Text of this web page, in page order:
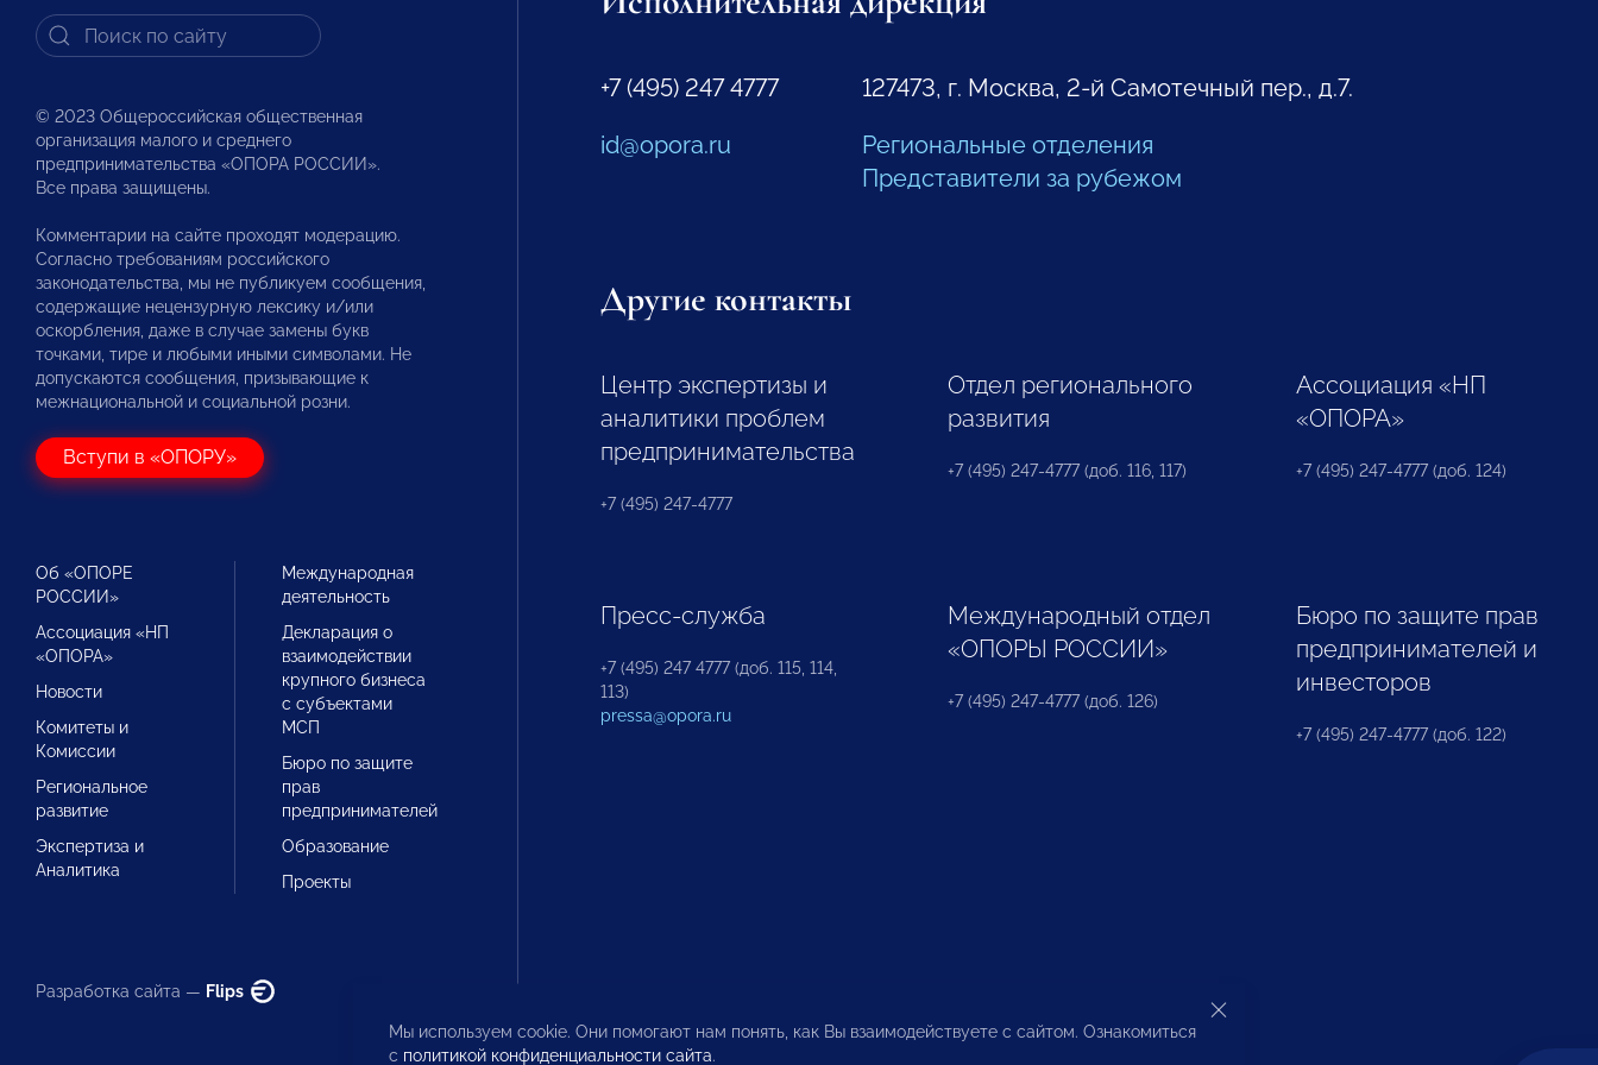
© 2023 Общероссийская общественная
организация малого и среднего
предпринимательства «ОПОРА РОССИИ».
Все права защищены.
Комментарии на сайте проходят модерацию.
Согласно требованиям российского
законодательства, мы не публикуем сообщения,
содержащие нецензурную лексику и/или
оскорбления, даже в случае замены букв
точками, тире и любыми иными символами. Не
допускаются сообщения, призывающие к
межнациональной и социальной розни.
Вступи в «ОПОРУ»
Об «ОПОРЕ
РОССИИ»
Ассоциация «НП
«ОПОРА»
Новости
Комитеты и
Комиссии
Региональное
развитие
Экспертиза и
Аналитика
Международная
деятельность
Декларация о
взаимодействии
крупного бизнеса
с субъектами
МСП
Бюро по защите
прав
предпринимателей
Образование
Проекты
Разработка сайта — Flips
+7 (495) 247 4777
id@opora.ru
127473, г. Москва, 2-й Самотечный пер., д.7.
Региональные отделения
Представители за рубежом
Другие контакты
Центр экспертизы и
аналитики проблем
предпринимательства
+7 (495) 247-4777
Отдел регионального
развития
+7 (495) 247-4777 (доб. 116, 117)
Ассоциация «НП
«ОПОРА»
+7 (495) 247-4777 (доб. 124)
Пресс-служба
+7 (495) 247 4777 (доб. 115, 114,
113)
pressa@opora.ru
Международный отдел
«ОПОРЫ РОССИИ»
+7 (495) 247-4777 (доб. 126)
Бюро по защите прав
предпринимателей и
инвесторов
+7 (495) 247-4777 (доб. 122)
Мы используем cookie. Они помогают нам понять, как Вы взаимодействуете с сайтом. Ознакомиться
с политикой конфиденциальности сайта.